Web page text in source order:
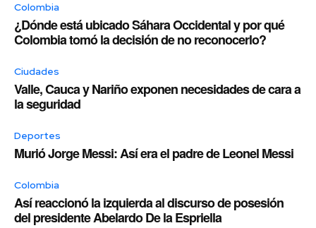
Colombia
¿Dónde está ubicado Sáhara Occidental y por qué
Colombia tomó la decisión de no reconocerlo?
Ciudades
Valle, Cauca y Nariño exponen necesidades de cara a
la seguridad
Deportes
Murió Jorge Messi: Así era el padre de Leonel Messi
Colombia
Así reaccionó la izquierda al discurso de posesión
del presidente Abelardo De la Espriella